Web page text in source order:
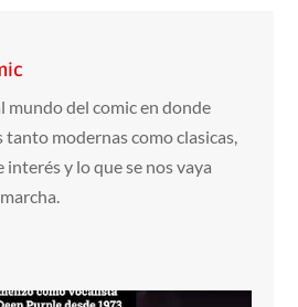
mundo del comic en donde
modernas como clasicas,
y lo que se nos vaya